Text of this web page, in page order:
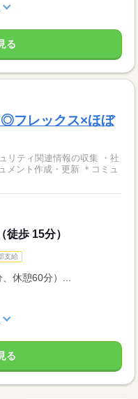
る
フレックス×ほぼ
リティ関連情報の収集 ・社
メント作成・更新 ＊コミュ
歩 15分）
支給
休憩60分）...
る